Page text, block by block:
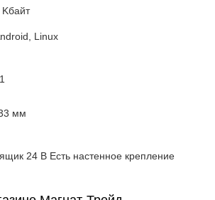
Linux
мм
24 В Есть настенное крепление